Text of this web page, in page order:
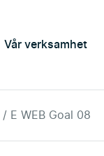
Vår verksamhet
E WEB Goal 08